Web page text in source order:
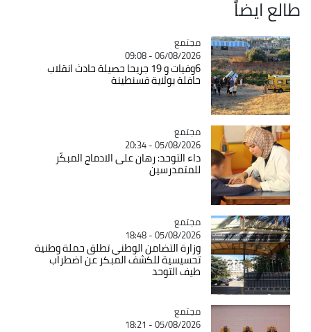
طالع ايضاً
Catégorie
مجتمع
06/08/2026 - 09:08
6وفيات و 19 جريحا حصيلة حادث انقلاب
حافلة بولاية قسنطينة
Catégorie
مجتمع
05/08/2026 - 20:34
داء التوحد: رهان على الادماج المبكّر
للمتمدرسين
Catégorie
مجتمع
05/08/2026 - 18:48
وزارة التضامن الوطني تطلق حملة وطنية
تحسيسية للكشف المبكر عن اضطراب
طيف التوحد
Catégorie
مجتمع
05/08/2026 - 18:21